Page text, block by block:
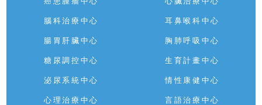
腦科治療中心 耳鼻喉科中心
腸胃肝臟中心 胸肺呼吸中心
糖尿調控中心 生育計畫中心
泌尿系統中心 情性康健中心
心理治療中心 言語治療中心